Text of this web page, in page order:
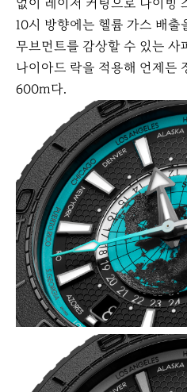
없이 레이저 커팅으로 다이빙
10시 방향에는 헬륨 가스 배출
무브먼트를 감상할 수 있는
나이아드 락을 적용해 언제든
600m다.